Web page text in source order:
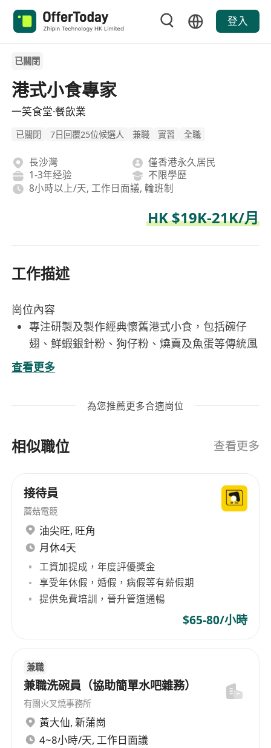
登入
已關閉
港式小食專家
一笑食堂·餐飲業
已關閉 7日回覆25位候選人 兼職 實習 全職
長沙灣
僅香港永久居民
1-3年经验
不限學歷
8小時以上/天, 工作日面議, 輪班制
HK $19K-21K/月
工作描述
崗位內容
專注研製及製作經典懷舊港式小食，包括碗仔
翅、鮮蝦銀針粉、狗仔粉、燒賣及魚蛋等傳統風
味點心
嚴格依照古法工藝與食材配比，確保出品風味純
每日進行食材採購驗收、前處理及備料工作，注
配合營運需求靈活調整產能，支援高峯時段出餐
反饋，協助優化菜單結構與操作流程
工作要求
具備3年以上港式茶餐廳或熟食檔口實際製作經
驗，熟悉碗仔翅勾芡技法、魚蛋彈牙度控制、燒
賣包製手法等關鍵工藝
熟練掌握各類小食的火候掌控、時間管理與分量
標準，能獨立完成從備料到成品全工序
資格
具良好團隊協作意識，能配合廚房整體排班與臨
時調動，適應快節奏、高要求的現場作業環境
對港式飲食文化有熱忱與理解，願意傳承並演繹
懷舊風味，具基本粵語溝通能力者優先
查看更多
為您推薦更多合適崗位
相似職位 查看更多
接待員
蘑菇電競
油尖旺, 旺角
月休4天
工資加提成，年度評優獎金
享受年休假，婚假，病假等有薪假期
提供免費培訓，晉升管道通暢
$65-80/小時
兼職
兼職洗碗員（協助簡單水吧雜務）
有團火叉燒事務所
黃大仙, 新蒲崗
4~8小時/天, 工作日面議